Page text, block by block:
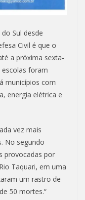
Sul desde
Civil é que o
a próxima sexta-
escolas foram
municípios com
energia elétrica e
vez mais
No segundo
provocadas por
Taquari, em uma
um rastro de
50 mortes.“